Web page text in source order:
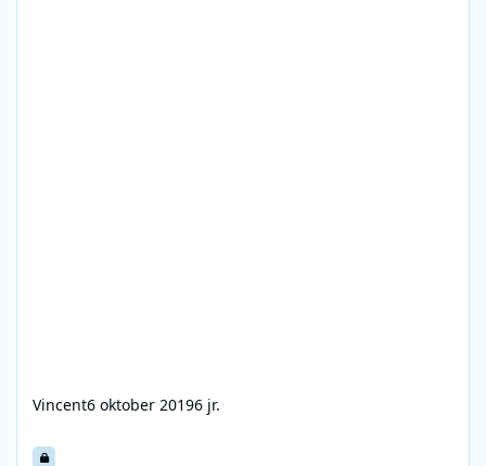
Vincent6 oktober 20196 jr.